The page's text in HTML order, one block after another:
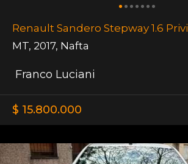
Renault Sandero Stepway 1.6 Privi
MT, 2017, Nafta
Franco Luciani
$ 15.800.000